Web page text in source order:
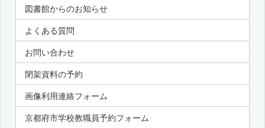
図書館からのお知らせ
よくある質問
お問い合わせ
閉架資料の予約
画像利用連絡フォーム
京都府市学校教職員予約フォーム